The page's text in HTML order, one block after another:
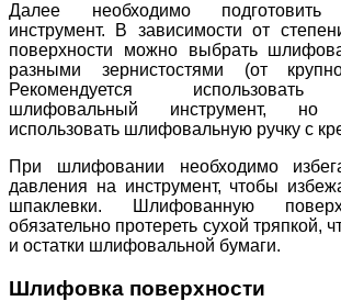
Далее необходимо подготовить
инструмент. В зависимости от
поверхности можно выбрать
разными зернистостями (от
Рекомендуется использовать
шлифовальный инструмент,
использовать шлифовальную ручку с
При шлифовании необходимо
давления на инструмент, чтобы
шпаклевки. Шлифованную
обязательно протереть сухой тряпкой,
и остатки шлифовальной бумаги.
Шлифовка поверхности